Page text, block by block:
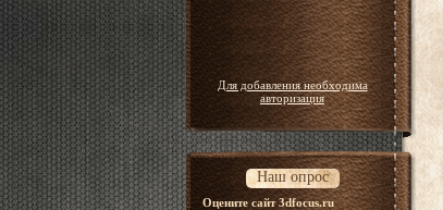
Для добавления необходима
авторизация
Наш опрос
Оцените сайт 3dfocus.ru